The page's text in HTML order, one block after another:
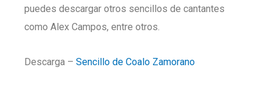
puedes descargar otros sencillos de cantantes
como Alex Campos, entre otros.
Descarga – Sencillo de Coalo Zamorano